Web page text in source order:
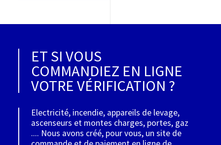
ET SI VOUS
COMMANDIEZ EN LIGNE
VOTRE VÉRIFICATION ?
Electricité, incendie, appareils de levage,
ascenseurs et montes charges, portes, gaz
.... Nous avons créé, pour vous, un site de